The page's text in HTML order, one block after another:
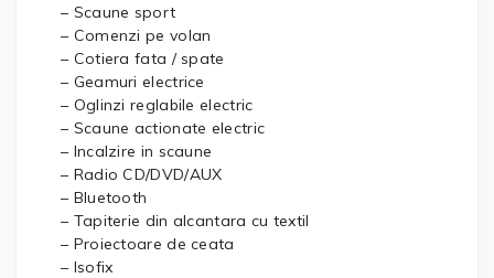
– Scaune sport
– Comenzi pe volan
– Cotiera fata / spate
– Geamuri electrice
– Oglinzi reglabile electric
– Scaune actionate electric
– Incalzire in scaune
– Radio CD/DVD/AUX
– Bluetooth
– Tapiterie din alcantara cu textil
– Proiectoare de ceata
– Isofix